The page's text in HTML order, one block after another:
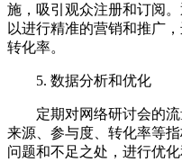
施，吸引观众注册和订阅
以进行精准的营销和推广
转化率。
5. 数据分析和优化
定期对网络研讨会的
来源、参与度、转化率等
问题和不足之处，进行优